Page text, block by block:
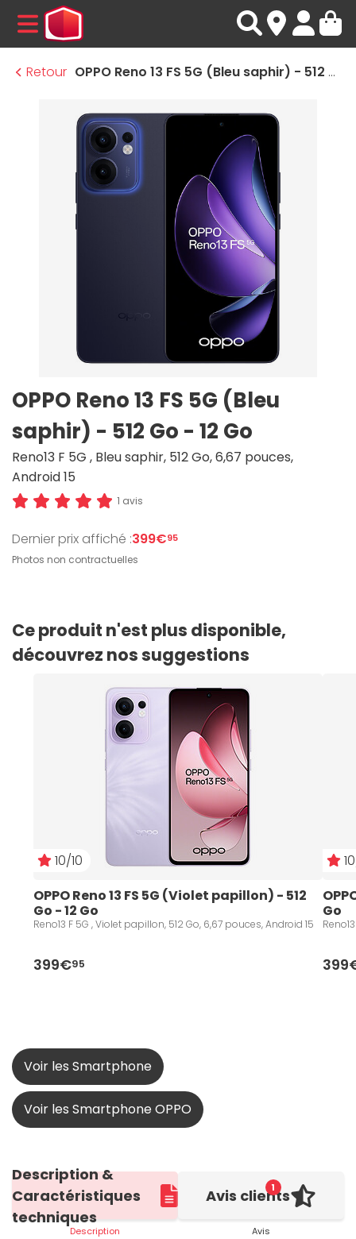
MENU
Retour
OPPO Reno 13 FS 5G (Bleu saphir) - 512 Go - 12 Go
OPPO Reno 13 FS 5G (Bleu
saphir) - 512 Go - 12 Go
Reno13 F 5G , Bleu saphir, 512 Go, 6,67 pouces,
Android 15
1 avis
Dernier prix affiché :399€95
Photos non contractuelles
Ce produit n'est plus disponible,
découvrez nos suggestions
10/10
OPPO Reno 13 FS 5G (Violet papillon) - 512
Go - 12 Go
Reno13 F 5G , Violet papillon, 512 Go, 6,67 pouces, Android 15
399€95
Go
Voir les Smartphone
Voir les Smartphone OPPO
Description &
Caractéristiques
techniques
Description
1
Avis clients
Avis